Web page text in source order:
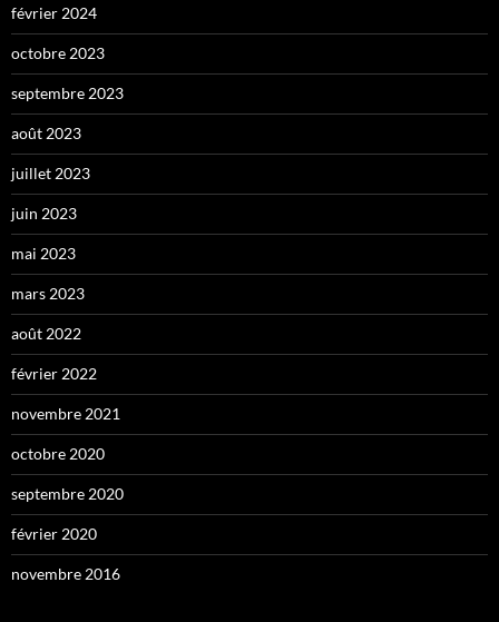
février 2024
octobre 2023
septembre 2023
août 2023
juillet 2023
juin 2023
mai 2023
mars 2023
août 2022
février 2022
novembre 2021
octobre 2020
septembre 2020
février 2020
novembre 2016